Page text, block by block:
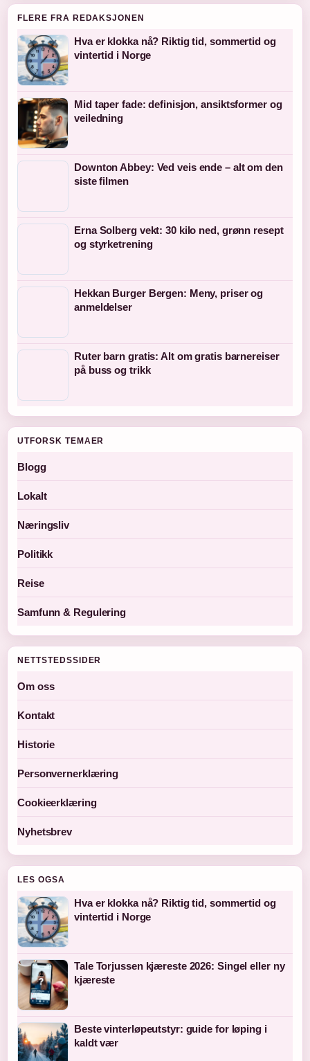
FLERE FRA REDAKSJONEN
Hva er klokka nå? Riktig tid, sommertid og
vintertid i Norge
Mid taper fade: definisjon, ansiktsformer og
veiledning
Downton Abbey: Ved veis ende – alt om den
siste filmen
Erna Solberg vekt: 30 kilo ned, grønn resept
og styrketrening
Hekkan Burger Bergen: Meny, priser og
anmeldelser
Ruter barn gratis: Alt om gratis barnereiser
på buss og trikk
UTFORSK TEMAER
Blogg
Lokalt
Næringsliv
Politikk
Reise
Samfunn & Regulering
NETTSTEDSSIDER
Om oss
Kontakt
Historie
Personvernerklæring
Cookieerklæring
Nyhetsbrev
LES OGSA
Hva er klokka nå? Riktig tid, sommertid og
vintertid i Norge
Tale Torjussen kjæreste 2026: Singel eller ny
kjæreste
Beste vinterløpeutstyr: guide for løping i
kaldt vær